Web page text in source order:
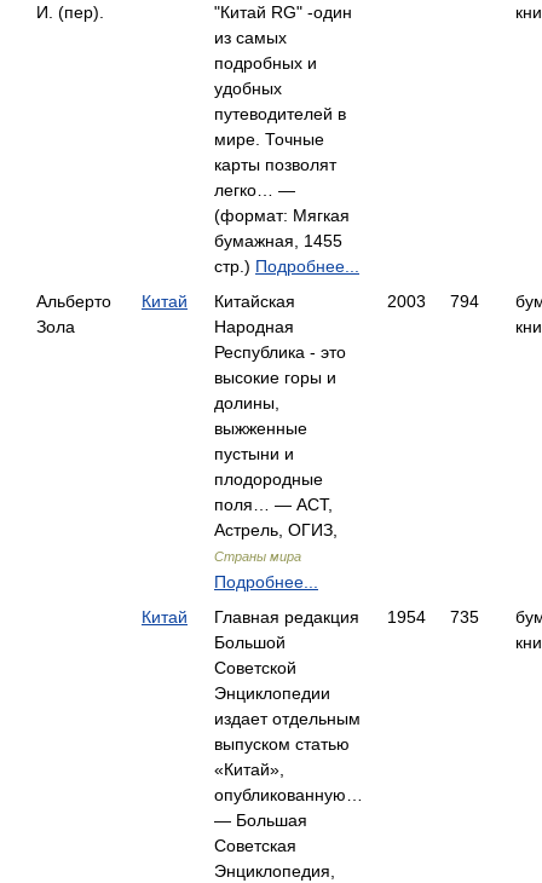
И. (пер).
"Китай RG" -один
из самых
подробных и
удобных
путеводителей в
мире. Точные
карты позволят
легко… —
(формат: Мягкая
бумажная, 1455
стр.) Подробнее...
Альберто
Зола
Китай
Китайская
Народная
Республика - это
высокие горы и
долины,
выжженные
пустыни и
плодородные
поля… — АСТ,
Астрель, ОГИЗ,
Страны мира
Подробнее...
2003 794
Китай
Главная редакция
Большой
Советской
Энциклопедии
издает отдельным
выпуском статью
«Китай»,
опубликованную…
— Большая
Советская
Энциклопедия,
1954 735